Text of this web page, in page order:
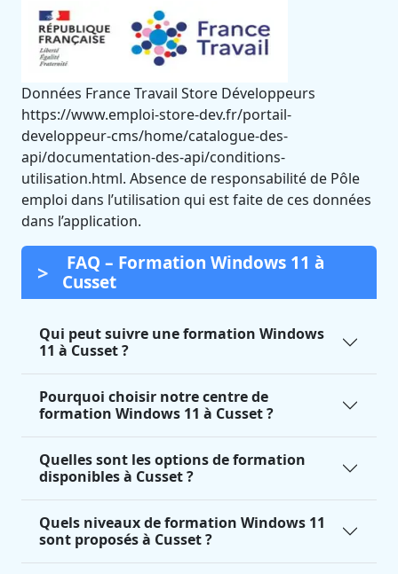
Données France Travail Store Développeurs
https://www.emploi-store-dev.fr/portail-
developpeur-cms/home/catalogue-des-
api/documentation-des-api/conditions-
utilisation.html. Absence de responsabilité de Pôle
emploi dans l’utilisation qui est faite de ces données
dans l’application.
FAQ – Formation Windows 11 à
Cusset
Qui peut suivre une formation Windows
11 à Cusset ?
Pourquoi choisir notre centre de
formation Windows 11 à Cusset ?
Quelles sont les options de formation
disponibles à Cusset ?
Quels niveaux de formation Windows 11
sont proposés à Cusset ?